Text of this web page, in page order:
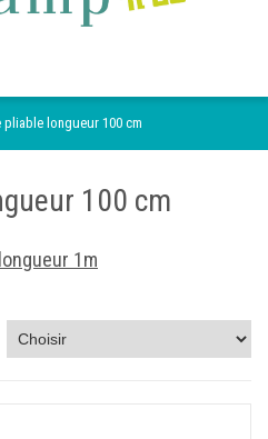
pliable longueur 100 cm
100 cm
1m